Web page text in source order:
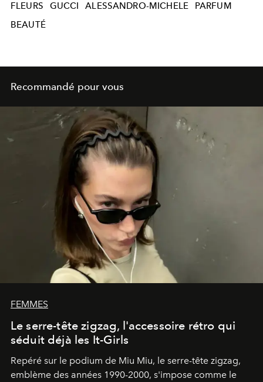
FLEURS GUCCI ALESSANDRO-MICHELE
PARFUM
BEAUTÉ
Recommandé pour vous
FEMMES
Le serre-tête zigzag, l'accessoire rétro qui
séduit déjà les It-Girls
Repéré sur le podium de Miu Miu, le serre-tête zigzag,
emblème des années 1990-2000, s'impose comme le